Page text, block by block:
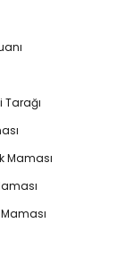
Tarağı
Maması
Maması